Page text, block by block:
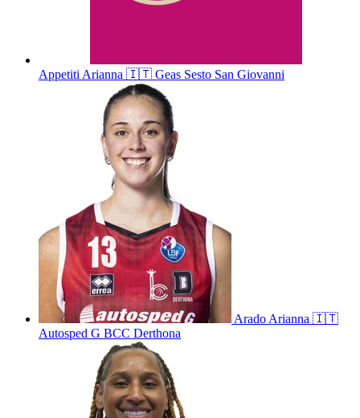
AppetitiArianna 🇮🇹 Geas Sesto San Giovanni
AradoArianna 🇮🇹
Autosped G BCC Derthona